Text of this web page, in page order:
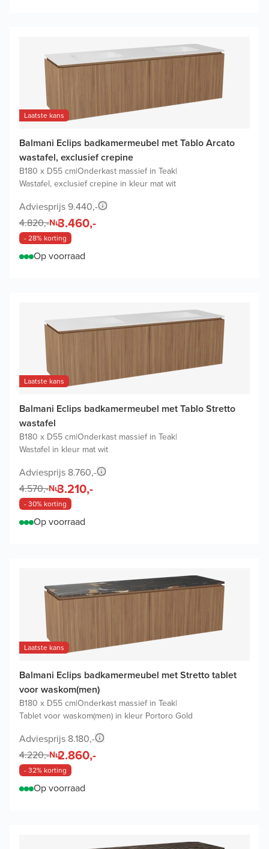
Laatste kans
Balmani Eclips badkamermeubel met Tablo Arcato
wastafel, exclusief crepine
B180 x D55 cm|Onderkast massief in Teak|
Wastafel, exclusief crepine in kleur mat wit
Adviesprijs 9.440,-
4.820,-Nu3.460,-
- 28% korting
Op voorraad
Laatste kans
Balmani Eclips badkamermeubel met Tablo Stretto
wastafel
B180 x D55 cm|Onderkast massief in Teak|
Wastafel in kleur mat wit
Adviesprijs 8.760,-
4.570,-Nu3.210,-
- 30% korting
Op voorraad
Laatste kans
Balmani Eclips badkamermeubel met Stretto tablet
voor waskom(men)
B180 x D55 cm|Onderkast massief in Teak|
Tablet voor waskom(men) in kleur Portoro Gold
Adviesprijs 8.180,-
4.220,-Nu2.860,-
- 32% korting
Op voorraad